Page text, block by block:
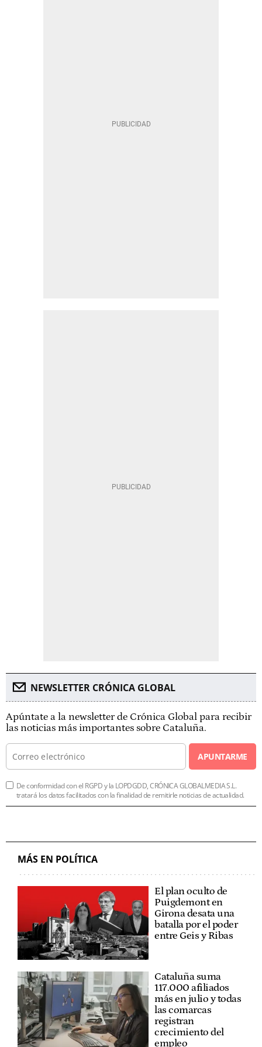
NEWSLETTER CRÓNICA GLOBAL
Apúntate a la newsletter de Crónica Global para recibir
las noticias más importantes sobre Cataluña.
APUNTARME
De conformidad con el RGPD y la LOPDGDD, CRÓNICA GLOBALMEDIA S.L.
tratará los datos facilitados con la finalidad de remitirle noticias de actualidad.
MÁS EN POLÍTICA
El plan oculto de
Puigdemont en
Girona desata una
batalla por el poder
entre Geis y Ribas
Cataluña suma
117.000 afiliados
más en julio y todas
las comarcas
registran
crecimiento del
empleo